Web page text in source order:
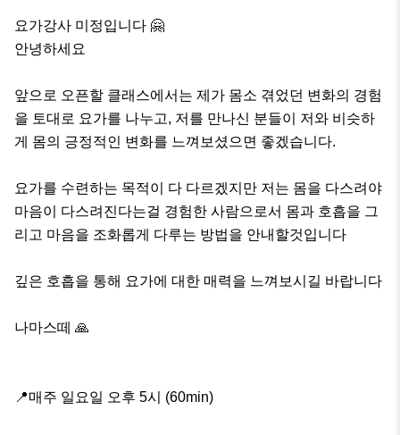
요가강사 미정입니다 🤗
안녕하세요
앞으로 오픈할 클래스에서는 제가 몸소 겪었던 변화의 경험
을 토대로 요가를 나누고, 저를 만나신 분들이 저와 비슷하
게 몸의 긍정적인 변화를 느껴보셨으면 좋겠습니다.
요가를 수련하는 목적이 다 다르겠지만 저는 몸을 다스려야
마음이 다스려진다는걸 경험한 사람으로서 몸과 호흡을 그
리고 마음을 조화롭게 다루는 방법을 안내할것입니다
깊은 호흡을 통해 요가에 대한 매력을 느껴보시길 바랍니다
나마스떼 🙏
📍매주 일요일 오후 5시 (60min)